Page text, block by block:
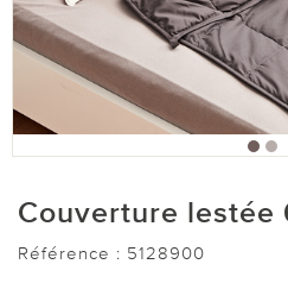
Couverture lestée
Référence : 5128900